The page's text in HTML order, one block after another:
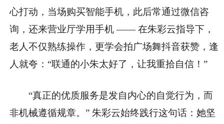
心打动，当场购买智能手机，此后常通过微信咨
询，还来营业厅学用手机 —— 在朱彩云指导下，
老人不仅熟练操作，更学会拍广场舞抖音获赞，逢
人就夸：“联通的小朱太好了，让我重拾自信！”
“真正的优质服务是发自内心的自觉行为，而
非机械遵循规章。” 朱彩云始终践行这句话：她坚